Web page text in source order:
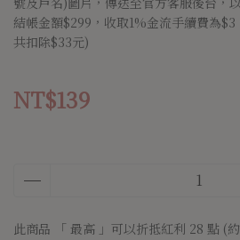
結帳金額$299，收取1%金流手續費為$3
共扣除$33元)
NT$139
此商品 「 最高 」可以折抵紅利 28 點 (